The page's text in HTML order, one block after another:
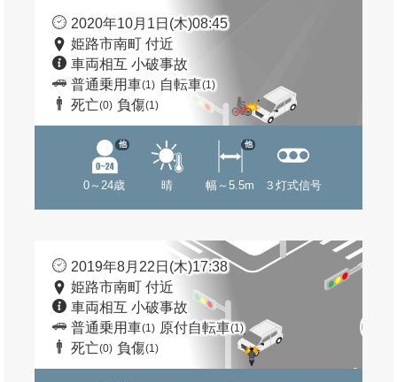
2020年10月1日(木)08:45
姫路市南町 付近
車両相互 小破事故
普通乗用車(1) 自転車(1)
死亡(0) 負傷(1)
0～24歳
他
晴 幅～5.5m
他
３灯式信号
2019年8月22日(木)17:38
姫路市南町 付近
車両相互 小破事故
普通乗用車(1) 原付自転車(1)
死亡(0) 負傷(1)